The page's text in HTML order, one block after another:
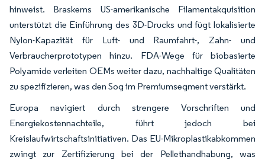
hinweist. Braskems US-amerikanische Filamentakquisition
unterstützt die Einführung des 3D-Drucks und fügt lokalisierte
Nylon-Kapazität für Luft- und Raumfahrt-, Zahn- und
Verbraucherprototypen hinzu. FDA-Wege für biobasierte
Polyamide verleiten OEMs weiter dazu, nachhaltige Qualitäten
zu spezifizieren, was den Sog im Premiumsegment verstärkt.
Europa navigiert durch strengere Vorschriften und
Energiekostennachteile, führt jedoch bei
Kreislaufwirtschaftsinitiativen. Das EU-Mikroplastikabkommen
zwingt zur Zertifizierung bei der Pellethandhabung, was